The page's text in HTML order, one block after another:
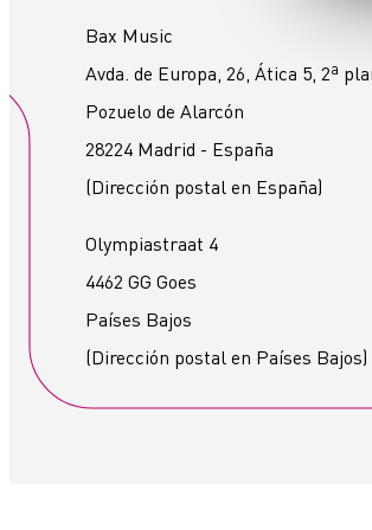
Bax Music
Avda. de Europa, 26, Ática 5, 2ª
Pozuelo de Alarcón
28224 Madrid - España
(Dirección postal en España)
Olympiastraat 4
4462 GG Goes
Países Bajos
(Dirección postal en Países Bajos)